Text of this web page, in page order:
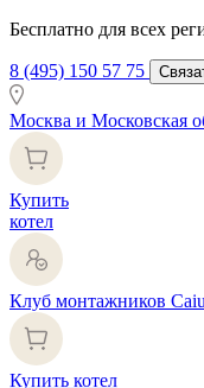
Бесплатно для всех
8 (495) 150 57 75
Москва и Московская
Купить
котел
Клуб монтажников
Купить котел